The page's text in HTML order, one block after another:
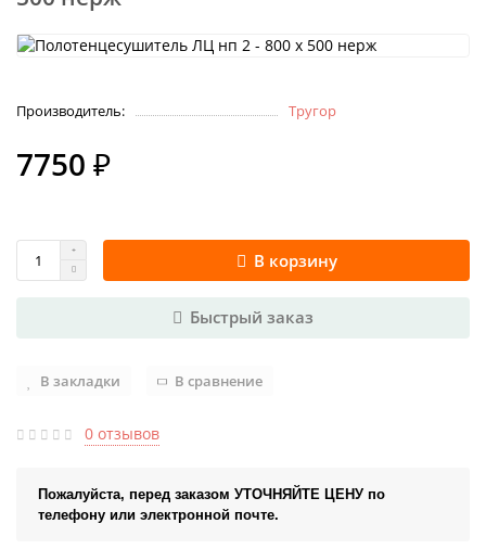
Производитель: Тругор
7750 ₽
В корзину
Быстрый заказ
В закладки В сравнение
0 отзывов
Пожалуйста, перед заказом УТОЧНЯЙТЕ ЦЕНУ по
телефону или электронной почте.